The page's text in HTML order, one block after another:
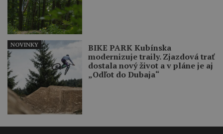
BIKE PARK Kubínska
modernizuje traily. Zjazdová trať
dostala nový život a v pláne je aj
„Odľot do Dubaja“
NOVINKY